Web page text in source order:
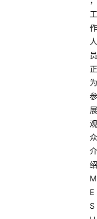
工
作
人
员
正
为
参
展
观
众
介
绍
M
E
S